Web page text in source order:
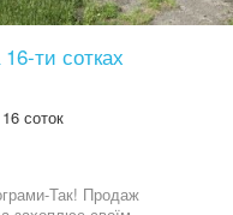
ти сотках
16 соток
Так! Продаж